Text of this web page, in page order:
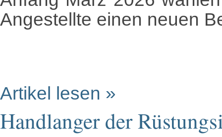
Angestellte einen neuen
Artikel lesen »
Handlanger der